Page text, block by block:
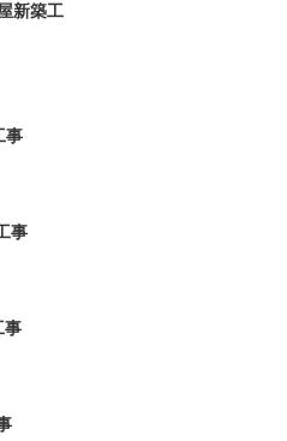
新築工
事
事
事